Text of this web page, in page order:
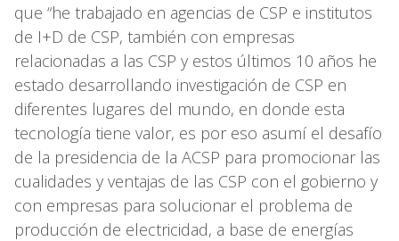
que “he trabajado en agencias de CSP e institutos
de I+D de CSP, también con empresas
relacionadas a las CSP y estos últimos 10 años he
estado desarrollando investigación de CSP en
diferentes lugares del mundo, en donde esta
tecnología tiene valor, es por eso asumí el desafío
de la presidencia de la ACSP para promocionar las
cualidades y ventajas de las CSP con el gobierno y
con empresas para solucionar el problema de
producción de electricidad, a base de energías